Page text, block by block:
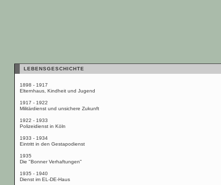
LEBENSGESCHICHTE
1898 - 1917
Elternhaus, Kindheit und Jugend
1917 - 1922
Militärdienst und unsichere Zukunft
1922 - 1933
Polizeidienst in Köln
1933 - 1934
Eintritt in den Gestapodienst
1935
Die "Bonner Verhaftungen"
1935 - 1940
Dienst im EL-DE-Haus